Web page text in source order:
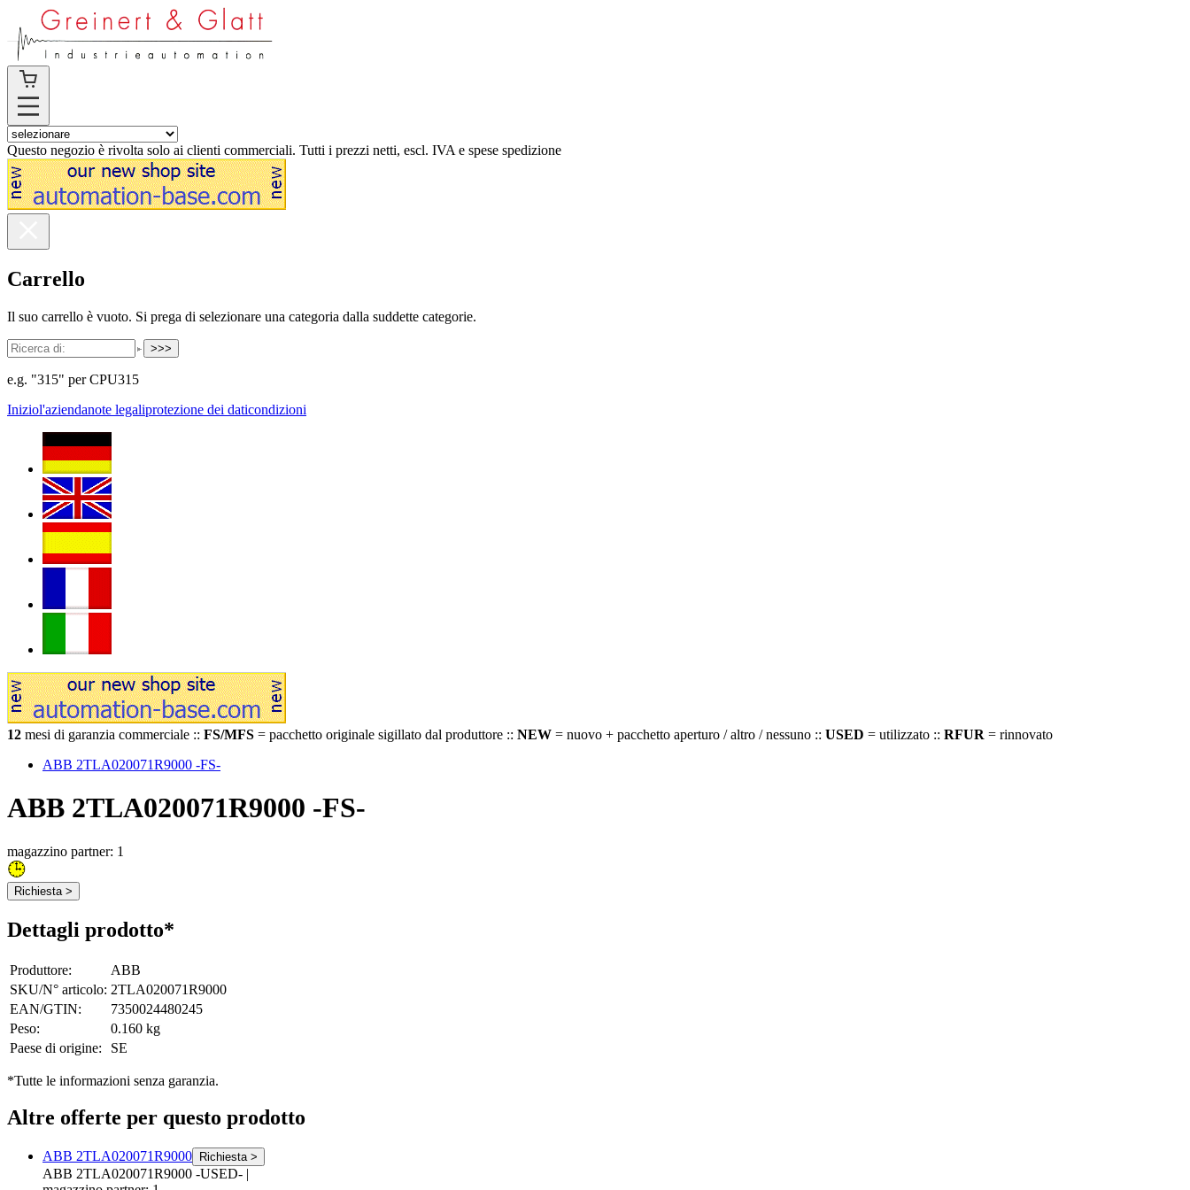
Questo negozio è rivolta solo ai clienti commerciali. Tutti i prezzi netti, escl. IVA e spese spedizione
Carrello
Il suo carrello è vuoto. Si prega di selezionare una categoria dalla suddette categorie.
>>>
e.g. "315" per CPU315
Iniziol'aziendanote legaliprotezione dei daticondizioni
12 mesi di garanzia commerciale :: FS/MFS = pacchetto originale sigillato dal produttore :: NEW = nuovo + pacchetto aperturo / altro / nessuno :: USED = utilizzato :: RFUR = rinnovato
ABB 2TLA020071R9000 -FS-
ABB 2TLA020071R9000 -FS-
magazzino partner: 1
Richiesta >
Dettagli prodotto*
Produttore:
ABB
SKU/N° articolo: 2TLA020071R9000
EAN/GTIN:
7350024480245
Peso:
0.160 kg
Paese di origine: SE
*Tutte le informazioni senza garanzia.
Altre offerte per questo prodotto
ABB 2TLA020071R9000 Richiesta >
ABB 2TLA020071R9000 -USED- |